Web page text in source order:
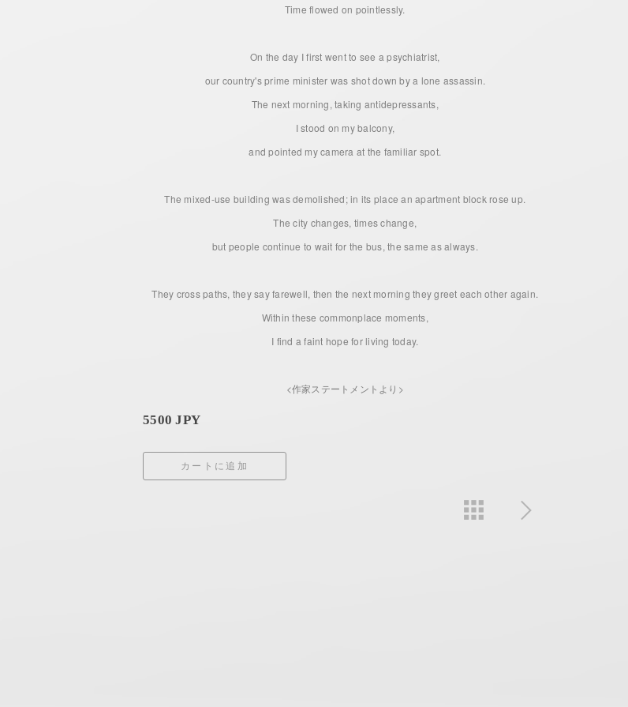
Time flowed on pointlessly.
On the day I first went to see a psychiatrist,
our country's prime minister was shot down by a lone assassin.
The next morning, taking antidepressants,
I stood on my balcony,
and pointed my camera at the familiar spot.
The mixed-use building was demolished; in its place an apartment block rose up.
The city changes, times change,
but people continue to wait for the bus, the same as always.
They cross paths, they say farewell, then the next morning they greet each other again.
Within these commonplace moments,
I find a faint hope for living today.
<作家ステートメントより>
5500 JPY
カートに追加